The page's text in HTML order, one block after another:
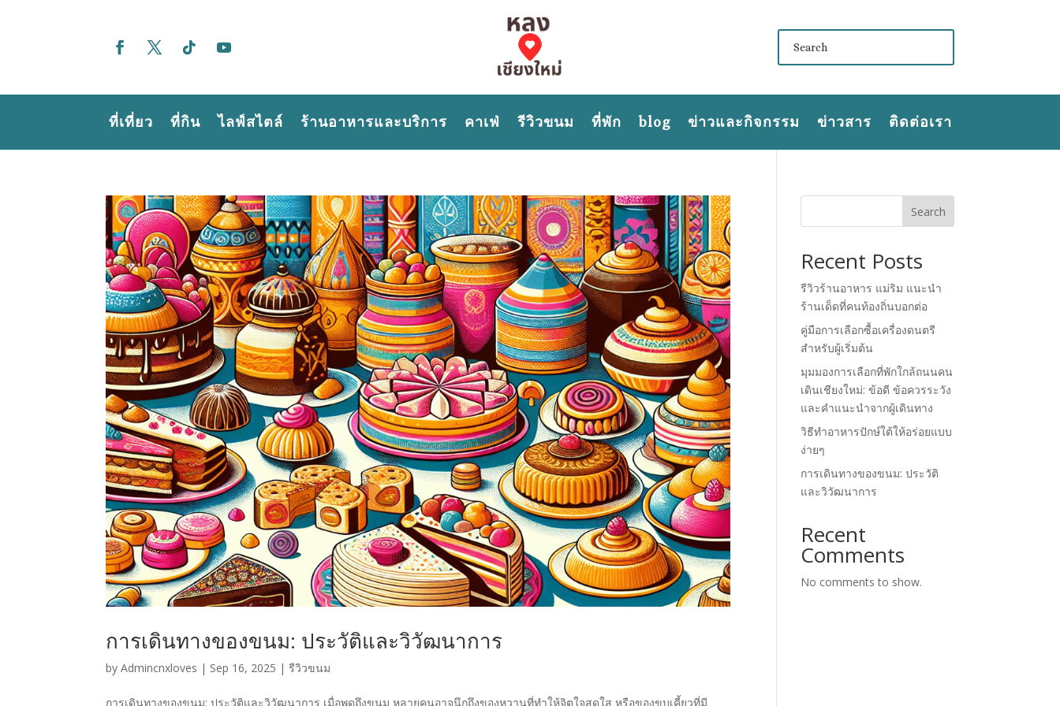
ที่เที่ยว ที่กิน ไลฟ์สไตล์ ร้านอาหารและบริการ คาเฟ่ รีวิวขนม ที่พัก blog ข่าวและกิจกรรม ข่าวสาร ติดต่อเรา
การเดินทางของขนม: ประวัติและวิวัฒนาการ
byAdmincnxloves | Sep 16, 2025 |รีวิวขนม
การเดินทางของขนม: ประวัติและวิวัฒนาการ เมื่อพูดถึงขนม หลายคนอาจนึกถึงของหวานที่ทำให้จิตใจสดใส หรือของขบเคี้ยวที่มี
Search
Recent Posts
รีวิวร้านอาหาร แม่ริม แนะนำ
ร้านเด็ดที่คนท้องถิ่นบอกต่อ
คู่มือการเลือกซื้อเครื่องดนตรี
สำหรับผู้เริ่มต้น
มุมมองการเลือกที่พักใกล้ถนนคน
เดินเชียงใหม่: ข้อดี ข้อควรระวัง
และคำแนะนำจากผู้เดินทาง
วิธีทำอาหารปักษ์ใต้ให้อร่อยแบบ
ง่ายๆ
การเดินทางของขนม: ประวัติ
และวิวัฒนาการ
Recent
Comments
No comments to show.